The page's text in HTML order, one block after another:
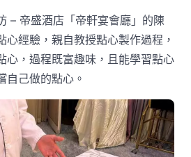
– 帝盛酒店「帝軒宴會廳」的陳
心經驗，親自教授點心製作過程，
心，過程既富趣味，且能學習點心
自己做的點心。